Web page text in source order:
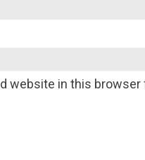
website in this